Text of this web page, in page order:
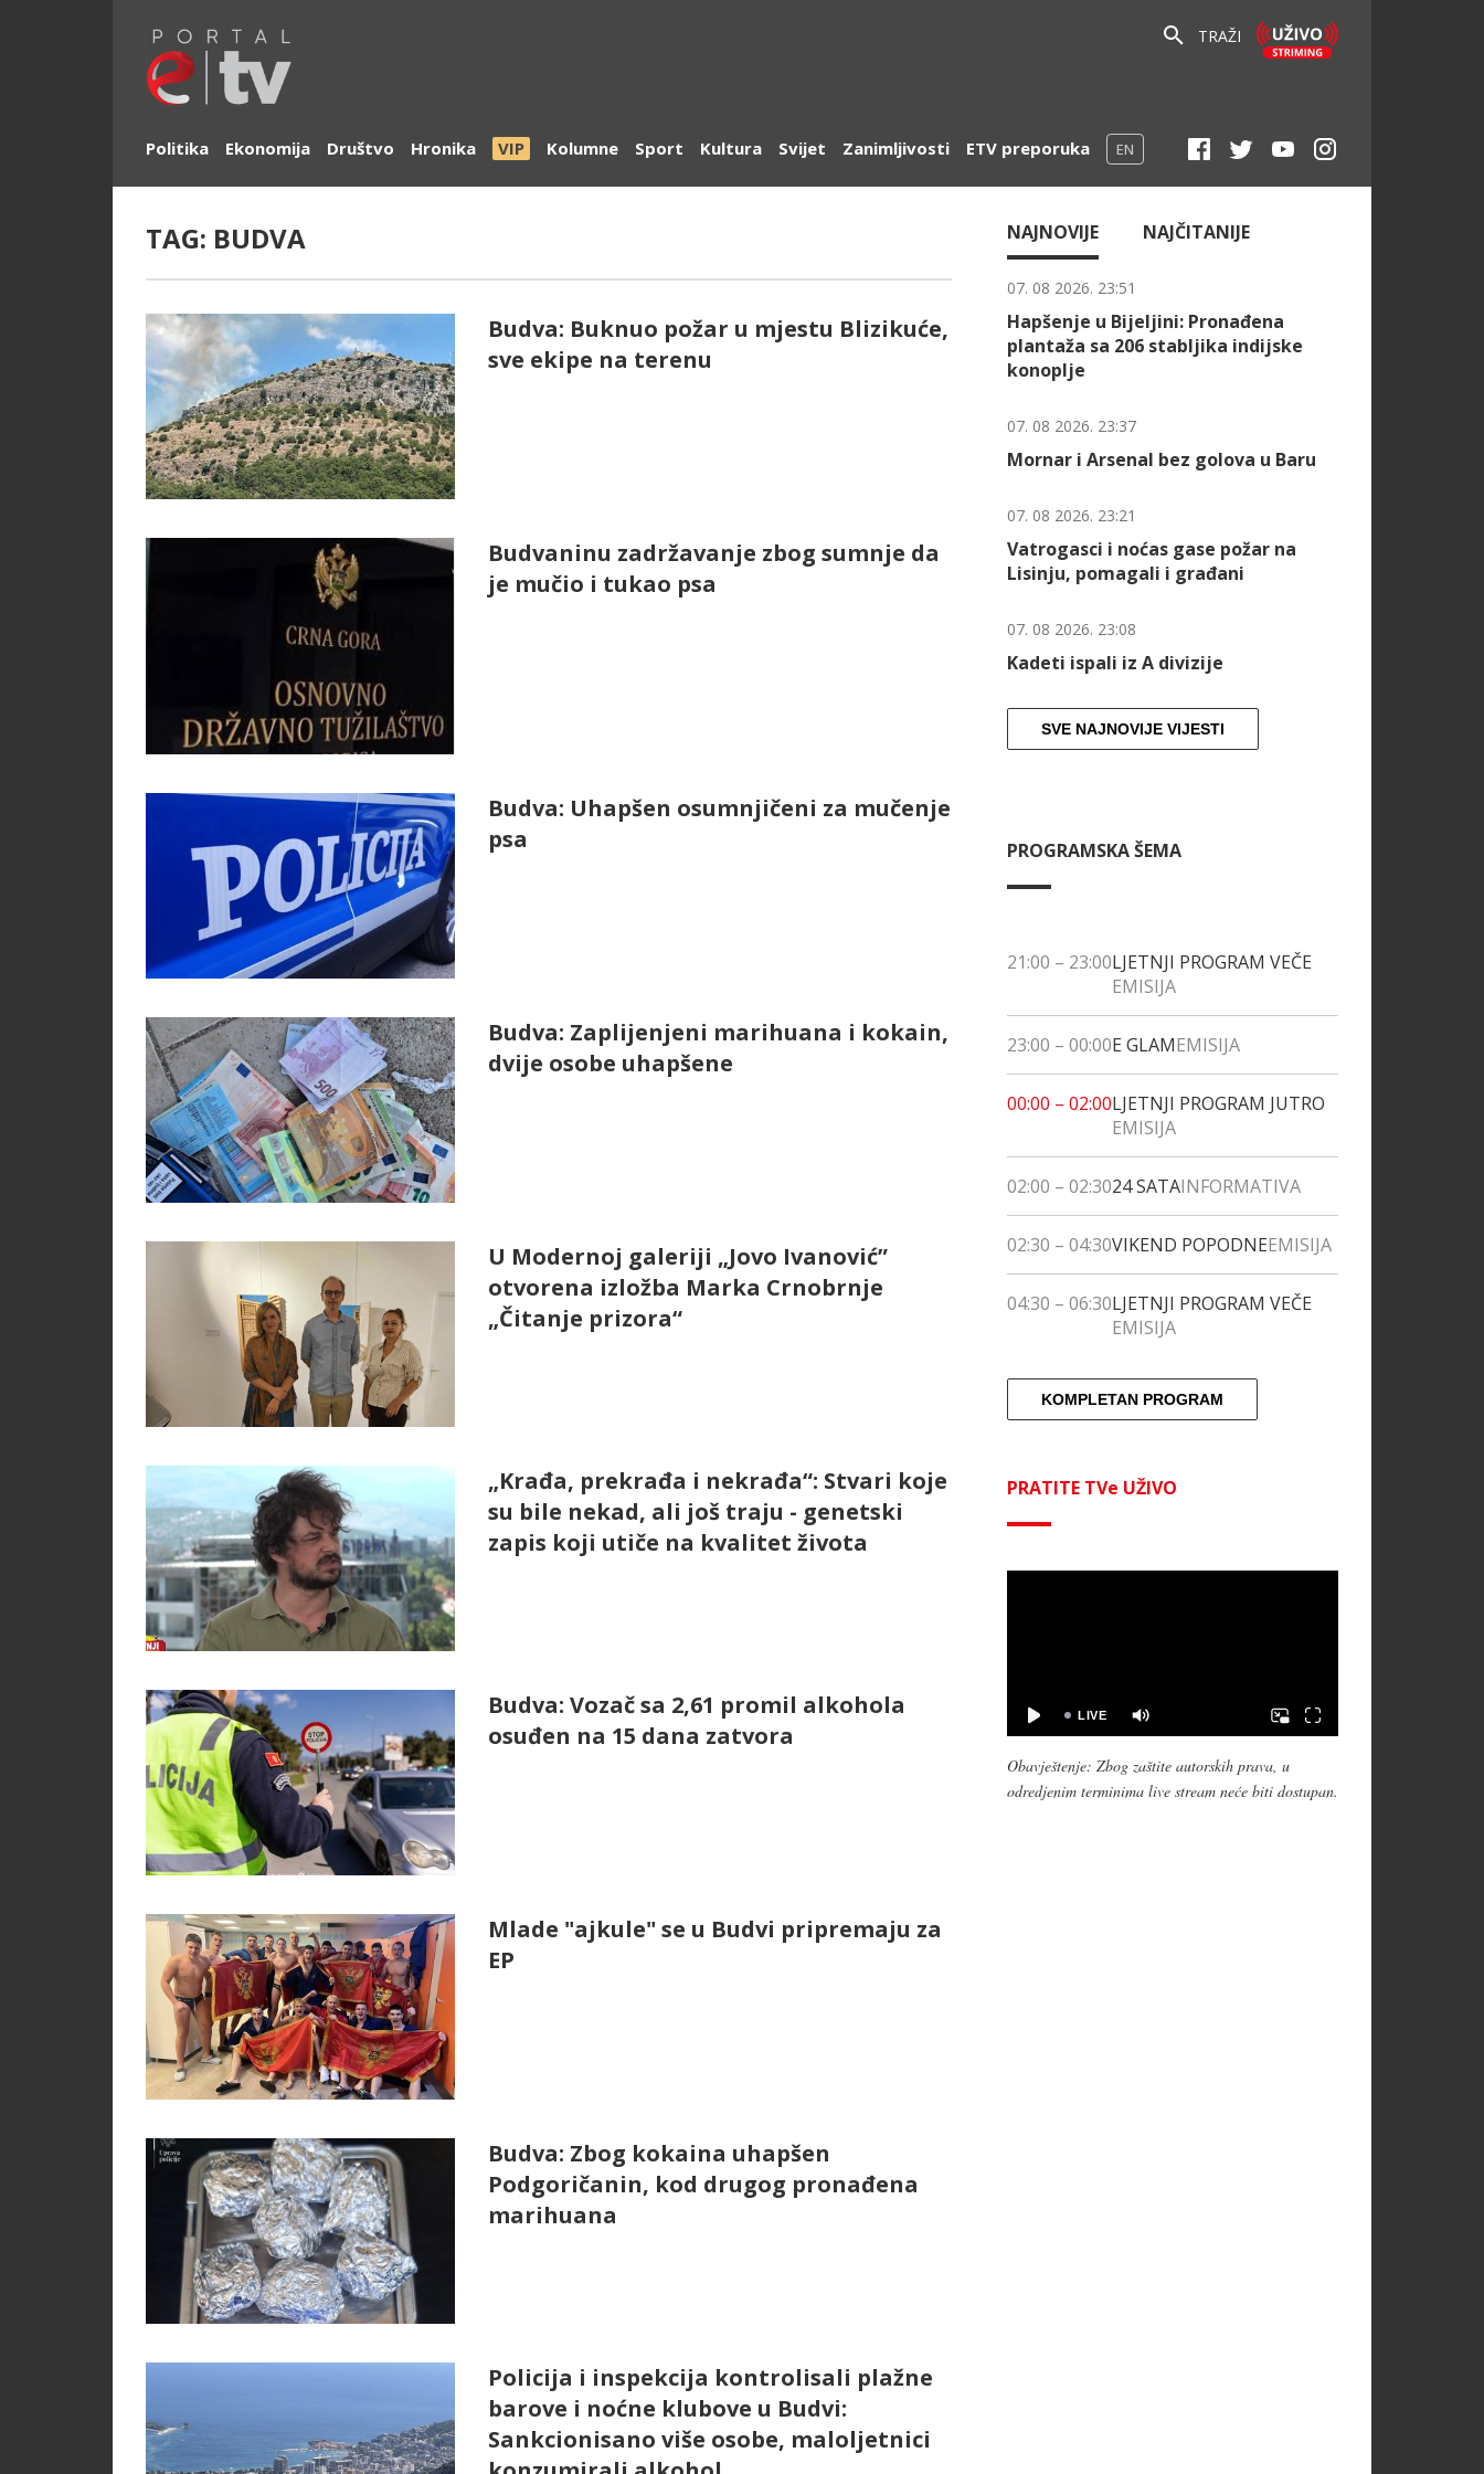
TRAŽI
Politika Ekonomija Društvo Hronika VIP Kolumne Sport Kultura Svijet Zanimljivosti ETV preporuka EN
TAG: BUDVA
Budva: Buknuo požar u mjestu Blizikuće,
sve ekipe na terenu
Budvaninu zadržavanje zbog sumnje da
je mučio i tukao psa
Budva: Uhapšen osumnjičeni za mučenje
psa
Budva: Zaplijenjeni marihuana i kokain,
dvije osobe uhapšene
U Modernoj galeriji „Jovo Ivanović”
otvorena izložba Marka Crnobrnje
„Čitanje prizora“
„Krađa, prekrađa i nekrađa“: Stvari koje
su bile nekad, ali još traju - genetski
zapis koji utiče na kvalitet života
Budva: Vozač sa 2,61 promil alkohola
osuđen na 15 dana zatvora
Mlade "ajkule" se u Budvi pripremaju za
EP
Budva: Zbog kokaina uhapšen
Podgoričanin, kod drugog pronađena
marihuana
Policija i inspekcija kontrolisali plažne
barove i noćne klubove u Budvi:
Sankcionisano više osobe, maloljetnici
NAJNOVIJE NAJČITANIJE
07. 08 2026. 23:51
Hapšenje u Bijeljini: Pronađena
plantaža sa 206 stabljika indijske
konoplje
07. 08 2026. 23:37
Mornar i Arsenal bez golova u Baru
07. 08 2026. 23:21
Vatrogasci i noćas gase požar na
Lisinju, pomagali i građani
07. 08 2026. 23:08
Kadeti ispali iz A divizije
SVE NAJNOVIJE VIJESTI
PROGRAMSKA ŠEMA
21:00 – 23:00LJETNJI PROGRAM VEČE
EMISIJA
23:00 – 00:00E GLAMEMISIJA
00:00 – 02:00LJETNJI PROGRAM JUTRO
EMISIJA
02:00 – 02:3024 SATAINFORMATIVA
02:30 – 04:30VIKEND POPODNEEMISIJA
04:30 – 06:30LJETNJI PROGRAM VEČE
EMISIJA
KOMPLETAN PROGRAM
PRATITE TVe UŽIVO
Obavještenje: Zbog zaštite autorskih prava, u
odredjenim terminima live stream neće biti dostupan.